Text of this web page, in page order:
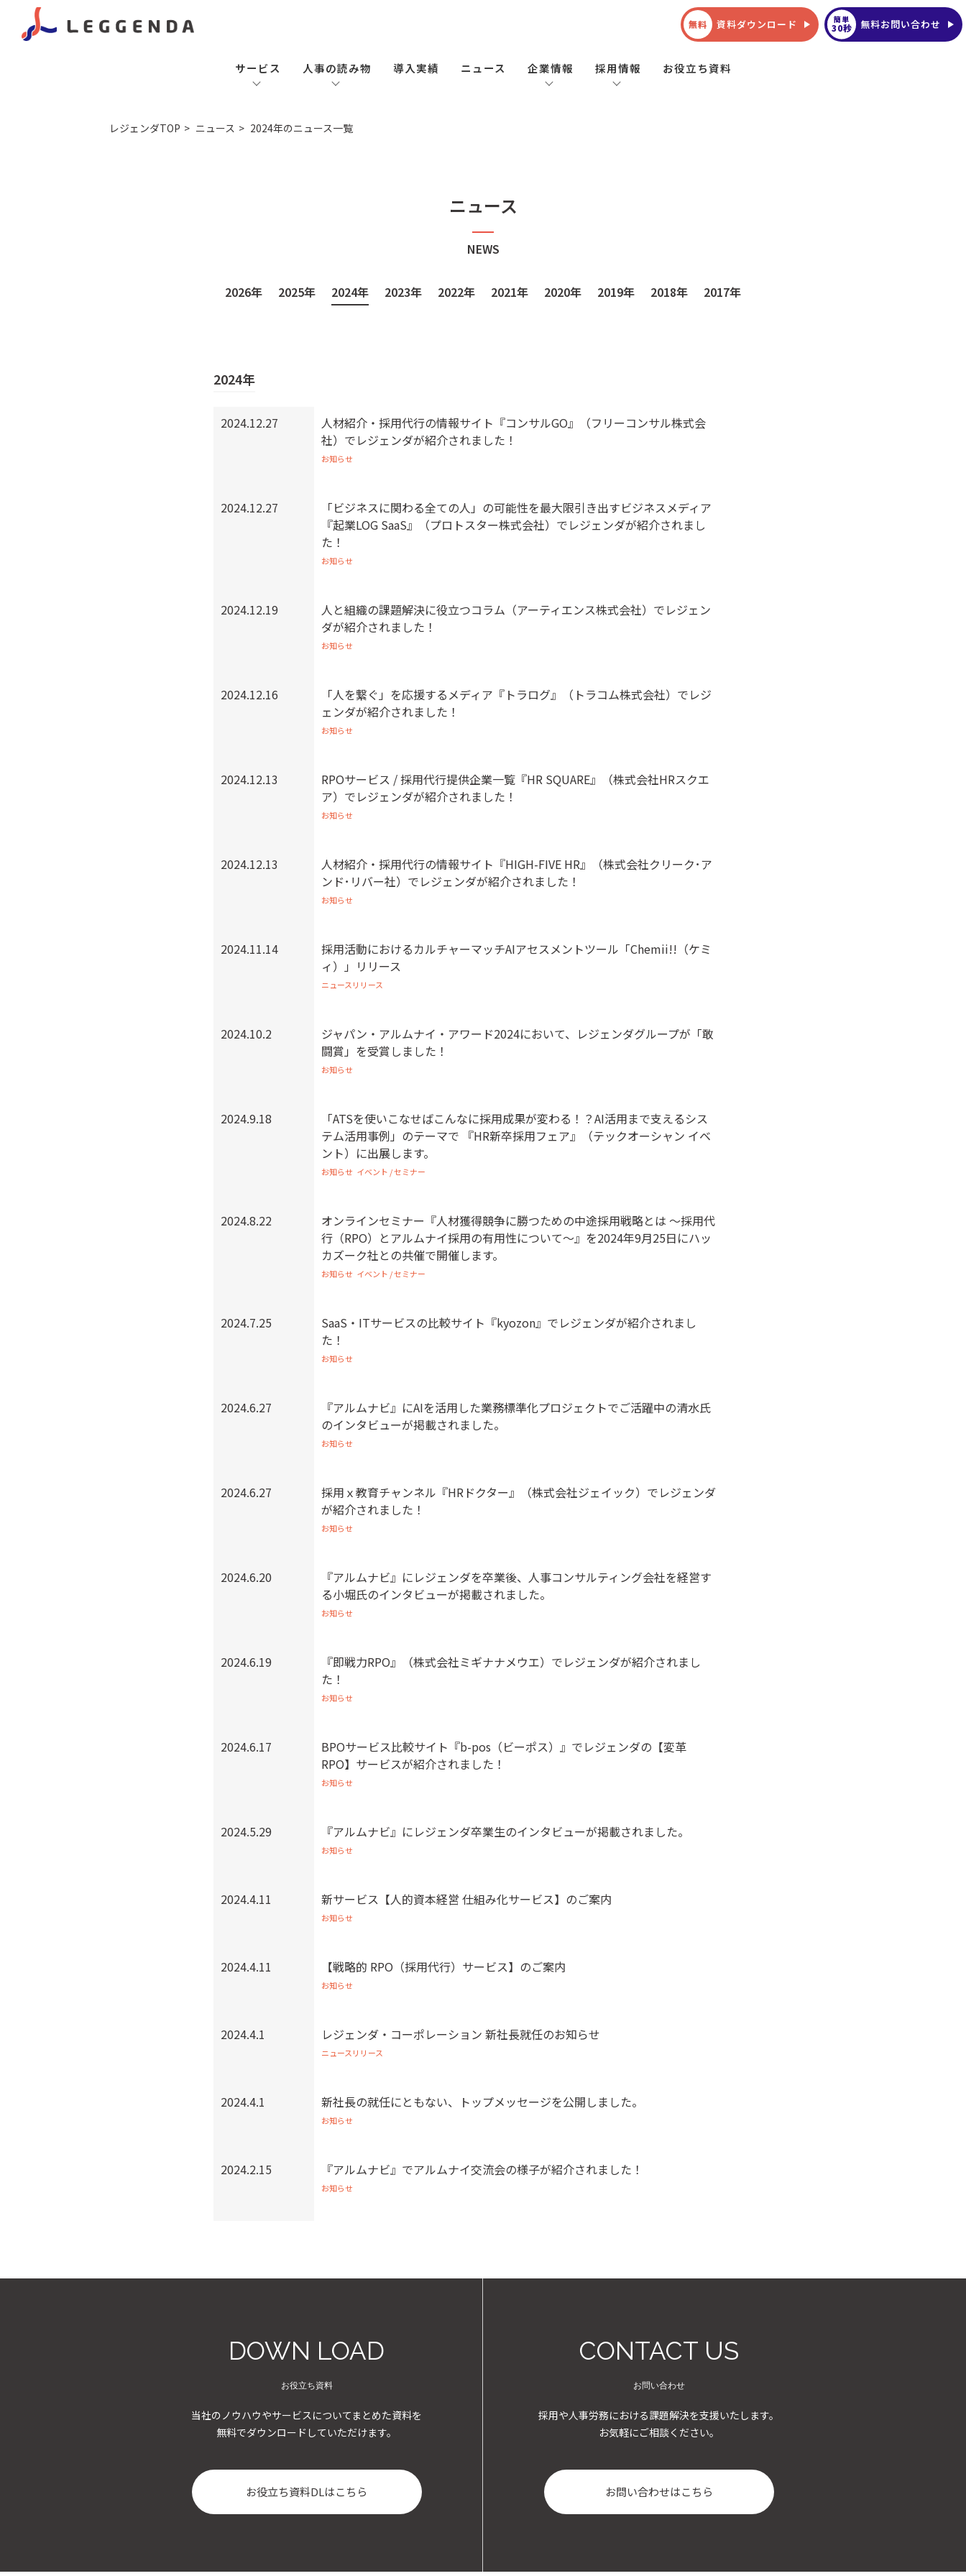
サービス 人事の読み物 導入実績 ニュース 企業情報 採用情報 お役立ち資料
無料 資料ダウンロード 簡単
30秒 無料お問い合わせ
レジェンダTOP ニュース 2024年のニュース一覧
ニュース
NEWS
2026年 2025年 2024年 2023年 2022年 2021年 2020年 2019年 2018年 2017年
2024年
2024.12.27
人材紹介・採用代行の情報サイト『コンサルGO』（フリーコンサル株式会
社）でレジェンダが紹介されました！
お知らせ
2024.12.27
「ビジネスに関わる全ての人」の可能性を最大限引き出すビジネスメディア
『起業LOG SaaS』（プロトスター株式会社）でレジェンダが紹介されまし
た！
お知らせ
2024.12.19
人と組織の課題解決に役立つコラム（アーティエンス株式会社）でレジェン
ダが紹介されました！
お知らせ
2024.12.16
「人を繋ぐ」を応援するメディア『トラログ』（トラコム株式会社）でレジ
ェンダが紹介されました！
お知らせ
2024.12.13
RPOサービス / 採用代行提供企業一覧『HR SQUARE』（株式会社HRスクエ
ア）でレジェンダが紹介されました！
お知らせ
2024.12.13
人材紹介・採用代行の情報サイト『HIGH-FIVE HR』（株式会社クリーク･ア
ンド･リバー社）でレジェンダが紹介されました！
お知らせ
2024.11.14
採用活動におけるカルチャーマッチAIアセスメントツール「Chemii!!（ケミ
ィ）」リリース
ニュースリリース
2024.10.2
ジャパン・アルムナイ・アワード2024において、レジェンダグループが「敢
闘賞」を受賞しました！
お知らせ
2024.9.18
「ATSを使いこなせばこんなに採用成果が変わる！？AI活用まで支えるシス
テム活用事例」のテーマで 『HR新卒採用フェア』（テックオーシャン イベ
ント）に出展します。
お知らせ イベント / セミナー
2024.8.22
オンラインセミナー『人材獲得競争に勝つための中途採用戦略とは ～採用代
行（RPO）とアルムナイ採用の有用性について～』を2024年9月25日にハッ
カズーク社との共催で開催します。
お知らせ イベント / セミナー
2024.7.25
SaaS・ITサービスの比較サイト『kyozon』でレジェンダが紹介されまし
た！
お知らせ
2024.6.27
『アルムナビ』にAIを活用した業務標準化プロジェクトでご活躍中の清水氏
のインタビューが掲載されました。
お知らせ
2024.6.27
採用ｘ教育チャンネル『HRドクター』（株式会社ジェイック）でレジェンダ
が紹介されました！
お知らせ
2024.6.20
『アルムナビ』にレジェンダを卒業後、人事コンサルティング会社を経営す
る小堀氏のインタビューが掲載されました。
お知らせ
2024.6.19
『即戦力RPO』（株式会社ミギナナメウエ）でレジェンダが紹介されまし
た！
お知らせ
2024.6.17
BPOサービス比較サイト『b-pos（ビーポス）』でレジェンダの【変革
RPO】サービスが紹介されました！
お知らせ
2024.5.29 『アルムナビ』にレジェンダ卒業生のインタビューが掲載されました。
お知らせ
2024.4.11 新サービス【人的資本経営 仕組み化サービス】のご案内
お知らせ
2024.4.11 【戦略的 RPO（採用代行）サービス】のご案内
お知らせ
2024.4.1 レジェンダ・コーポレーション 新社長就任のお知らせ
ニュースリリース
2024.4.1 新社長の就任にともない、トップメッセージを公開しました。
お知らせ
2024.2.15 『アルムナビ』でアルムナイ交流会の様子が紹介されました！
お知らせ
DOWN LOAD
お役立ち資料
当社のノウハウやサービスについてまとめた資料を
無料でダウンロードしていただけます。
お役立ち資料DLはこちら
CONTACT US
お問い合わせ
採用や人事労務における課題解決を支援いたします。
お気軽にご相談ください。
お問い合わせはこちら